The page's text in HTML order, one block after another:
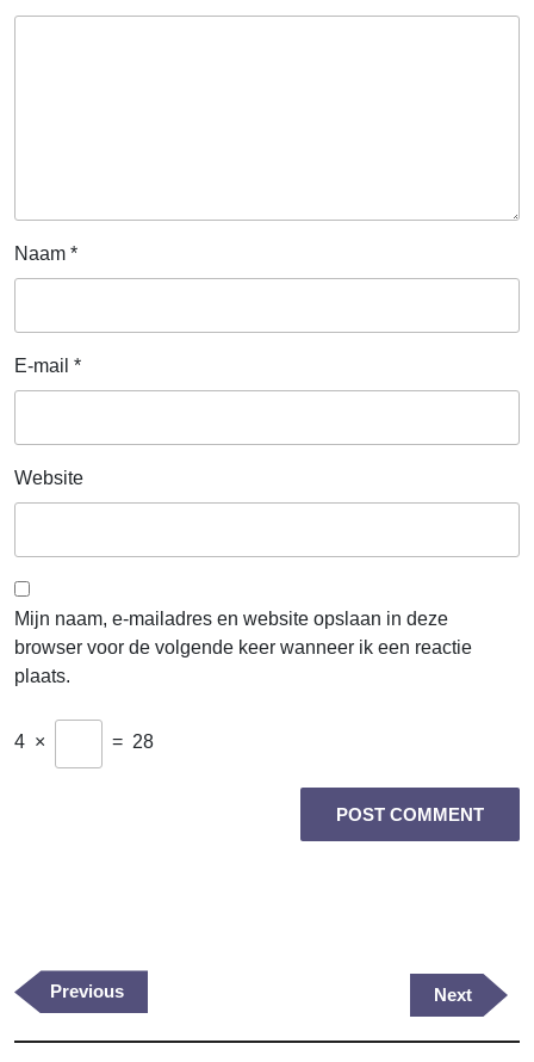
Naam *
E-mail *
Website
Mijn naam, e-mailadres en website opslaan in deze
browser voor de volgende keer wanneer ik een reactie
plaats.
4 × = 28
Previous
Post
Previous
Next
Post
Next